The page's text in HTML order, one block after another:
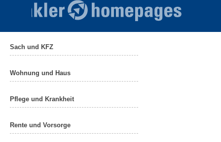
Sach und KFZ
Wohnung und Haus
Pflege und Krankheit
Rente und Vorsorge